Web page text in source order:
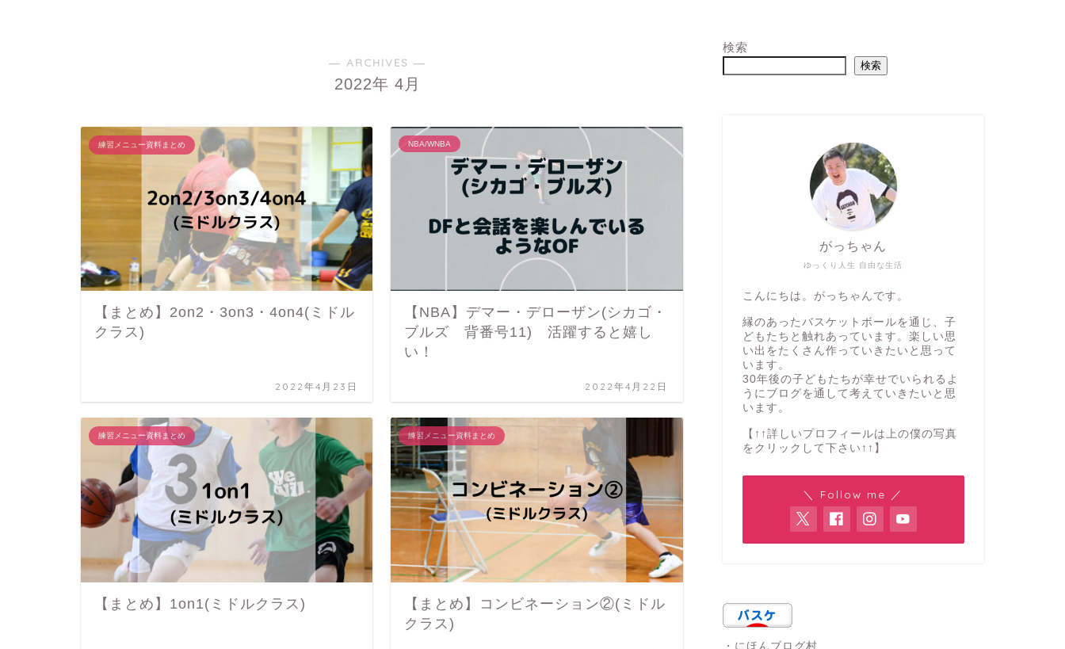
― ARCHIVES ―
2022年 4月
練習メニュー資料まとめ
【まとめ】2on2・3on3・4on4(ミドル
クラス)
2022年4月23日
NBA/WNBA
【NBA】デマー・デローザン(シカゴ・
ブルズ 背番号11) 活躍すると嬉し
い！
2022年4月22日
練習メニュー資料まとめ
【まとめ】1on1(ミドルクラス)
練習メニュー資料まとめ
【まとめ】コンビネーション②(ミドル
クラス)
検索
検索
ゆっくり人生 自由な生活
がっちゃん
こんにちは。がっちゃんです。
縁のあったバスケットボールを通じ、子
どもたちと触れあっています。楽しい思
い出をたくさん作っていきたいと思って
います。
30年後の子どもたちが幸せでいられるよ
うにブログを通して考えていきたいと思
います。
【↑↑詳しいプロフィールは上の僕の写真
をクリックして下さい↑↑】
＼ Follow me ／
・にほんブログ村